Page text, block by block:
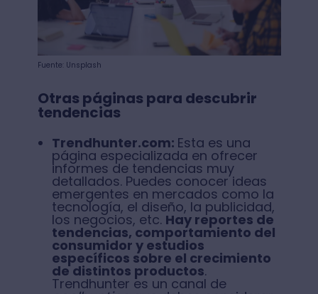
Fuente: Unsplash
Otras páginas para descubrir
tendencias
Trendhunter.com: Esta es una
página especializada en ofrecer
informes de tendencias muy
detallados. Puedes conocer ideas
emergentes en mercados como la
tecnología, el diseño, la publicidad,
los negocios, etc. Hay reportes de
tendencias, comportamiento del
consumidor y estudios
específicos sobre el crecimiento
de distintos productos.
Trendhunter es un canal de